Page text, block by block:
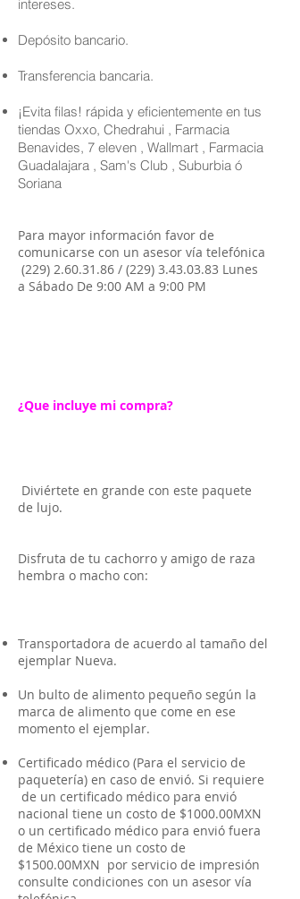
intereses.
Depósito bancario.
Transferencia bancaria.
¡Evita filas! rápida y eficientemente en tus
tiendas Oxxo, Chedrahui , Farmacia
Benavides, 7 eleven , Wallmart , Farmacia
Guadalajara , Sam's Club , Suburbia ó
Soriana
Para mayor información favor de
comunicarse con un asesor vía telefónica
(229) 2.60.31.86 / (229) 3.43.03.83 Lunes
a Sábado De 9:00 AM a 9:00 PM
¿Que incluye mi compra?
Diviértete en grande con este paquete
de lujo.
Disfruta de tu cachorro y amigo de raza
hembra o macho con:
Transportadora de acuerdo al tamaño del
ejemplar Nueva.
Un bulto de alimento pequeño según la
marca de alimento que come en ese
momento el ejemplar.
Certificado médico (Para el servicio de
paquetería) en caso de envió. Si requiere
de un certificado médico para envió
nacional tiene un costo de $1000.00MXN
o un certificado médico para envió fuera
de México tiene un costo de
$1500.00MXN por servicio de impresión
consulte condiciones con un asesor vía